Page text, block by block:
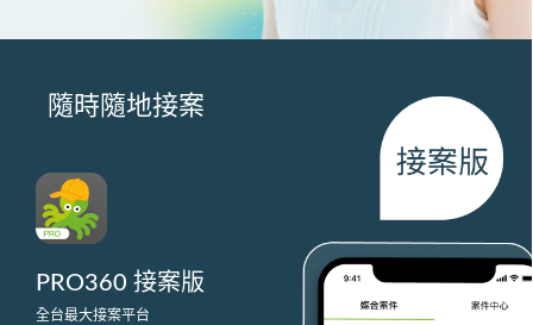
隨時隨地接案
PRO360 接案版
全台最大接案平台